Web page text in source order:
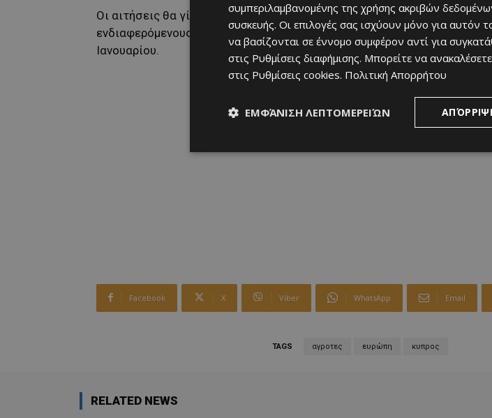
Οι αιτήσεις θα γίνονται δεκτές για περίοδο τριών μηνών, ενώ
ενδιαφερόμενους φορείς θα πραγματοποιηθεί στις Βρυξέλλες και
Ιανουαρίου.
Facebook X Viber WhatsApp Email
TAGS αγροτες ευρώπη κυπρος
RELATED NEWS
συμπεριλαμβανομένης της χρήσης ακριβών
συσκευής. Οι επιλογές σας ισχύουν μόνο για αυτόν
να βασίζονται σε έννομο συμφέρον αντί για
στις Ρυθμίσεις διαφήμισης. Μπορείτε να
στις Ρυθμίσεις cookies. Πολιτική Απορρήτου
ΕΜΦΆΝΙΣΗ ΛΕΠΤΟΜΕΡΕΙΏΝ